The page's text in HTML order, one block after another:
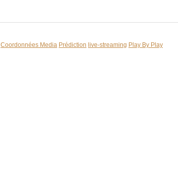
Coordonnées Media Prédiction live-streaming Play By Play